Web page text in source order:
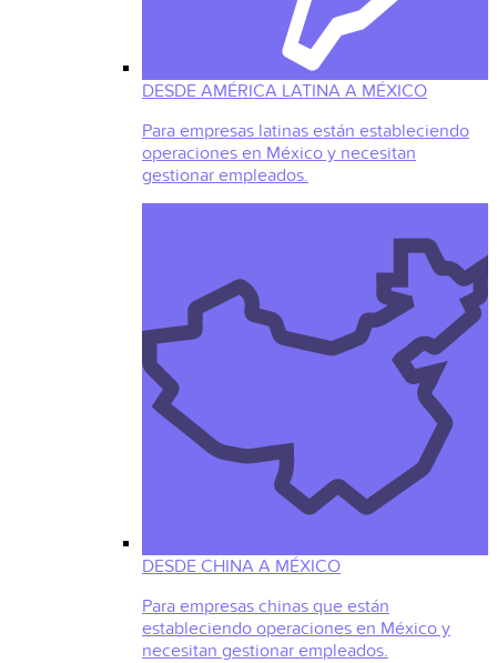
DESDE AMÉRICA LATINA A MÉXICO
Para empresas latinas están estableciendo
operaciones en México y necesitan
gestionar empleados.
DESDE CHINA A MÉXICO
Para empresas chinas que están
estableciendo operaciones en México y
necesitan gestionar empleados.